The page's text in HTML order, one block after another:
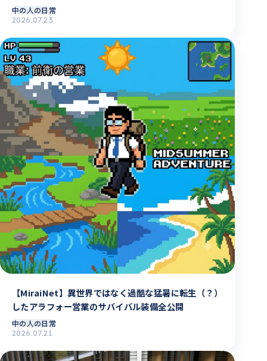
中の人の日常
2026.07.23
【MiraiNet】異世界ではなく過酷な猛暑に転生（？）
したアラフォー営業のサバイバル装備全公開
中の人の日常
2026.07.21